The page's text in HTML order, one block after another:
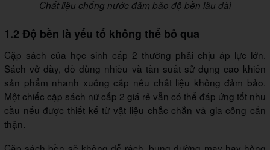
Chất liệu chống nước đảm bảo độ bền lâu dài
1.2 Độ bền là yếu tố không thể bỏ qua
Cặp sách của học sinh cấp 2 thường phải chịu áp lực lớn.
Sách vở dày, đồ dùng nhiều và tần suất sử dụng cao khiến
sản phẩm nhanh xuống cấp nếu chất liệu không đảm bảo.
Một chiếc cặp sách nữ cấp 2 giá rẻ vẫn có thể đáp ứng tốt nhu
cầu nếu được thiết kế từ vật liệu chắc chắn và gia công cẩn
thận.
Cặp sách bền sẽ không dễ rách, bung đường may hay hỏng